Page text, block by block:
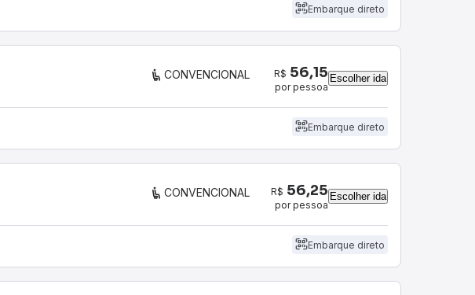
Embarque direto
CONVENCIONAL R$ 56,15
por pessoa
Escolher ida
Embarque direto
CONVENCIONAL R$ 56,25
por pessoa
Escolher ida
Embarque direto